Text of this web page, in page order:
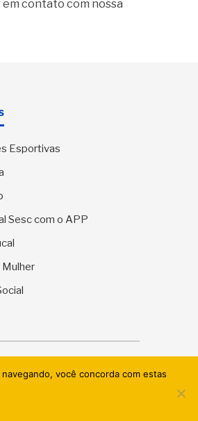
contato com nossa
Esportivas
Sesc com o APP
Mulher
você concorda com estas